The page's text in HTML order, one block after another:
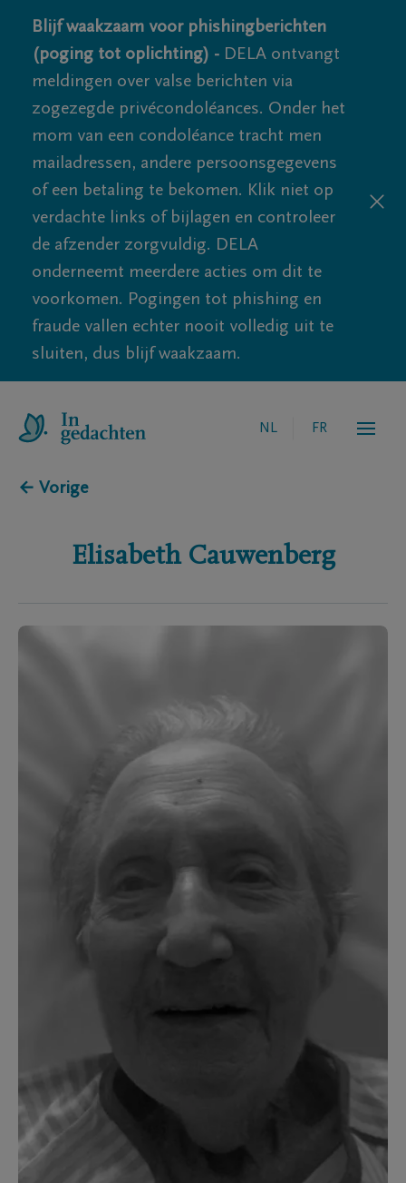
Blijf waakzaam voor phishingberichten
(poging tot oplichting) - DELA ontvangt
meldingen over valse berichten via
zogezegde privécondoléances. Onder het
mom van een condoléance tracht men
mailadressen, andere persoonsgegevens
of een betaling te bekomen. Klik niet op
verdachte links of bijlagen en controleer
de afzender zorgvuldig. DELA
onderneemt meerdere acties om dit te
voorkomen. Pogingen tot phishing en
fraude vallen echter nooit volledig uit te
sluiten, dus blijf waakzaam.
NL FR
← Vorige
Elisabeth Cauwenberg